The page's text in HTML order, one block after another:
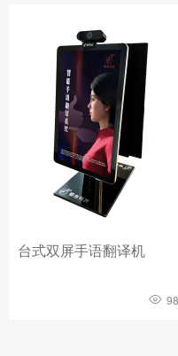
台式双屏手语翻译机